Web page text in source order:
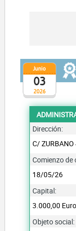
2026
Junio
03
Dirección:
C/
Comienzo de
18/05/26
Capital:
3.000,00
Objeto social: